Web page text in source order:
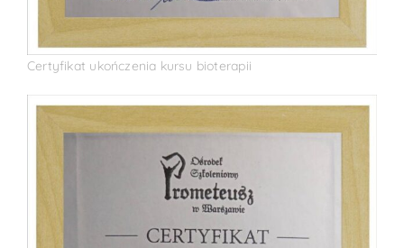
Certyfikat ukończenia kursu bioterapii